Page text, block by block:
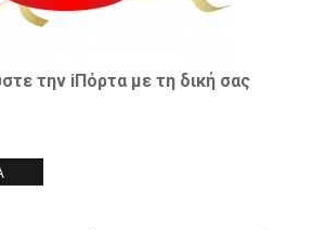
την iΠόρτα με τη δική σας